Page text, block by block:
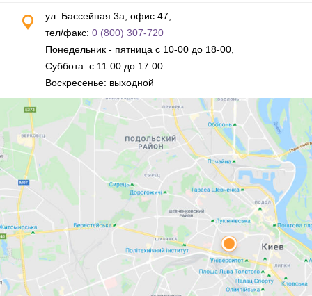
ул. Бассейная 3а, офис 47,
тел/факс: 0 (800) 307-720
Понедельник - пятница с 10-00 до 18-00,
Суббота: с 11:00 до 17:00
Воскресенье: выходной